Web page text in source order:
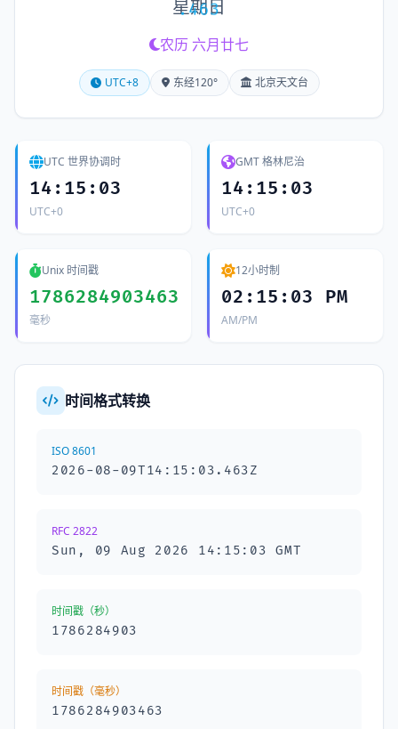
.864
星期日
农历 六月廿七
UTC+8 东经120° 北京天文台
UTC 世界协调时
14:15:03
UTC+0
GMT 格林尼治
14:15:03
UTC+0
Unix 时间戳
1786284903864
毫秒
12小时制
02:15:03 PM
AM/PM
时间格式转换
ISO 8601
2026-08-09T14:15:03.864Z
RFC 2822
Sun, 09 Aug 2026 14:15:03 GMT
时间戳（秒）
1786284903
时间戳（毫秒）
1786284903864